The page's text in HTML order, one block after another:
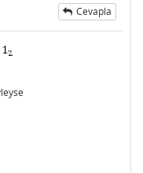
Cevapla